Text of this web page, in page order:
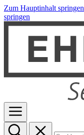
Zum Hauptinhalt springen
springen